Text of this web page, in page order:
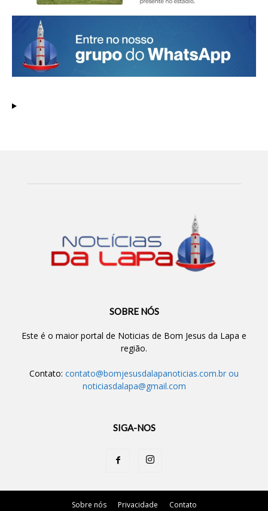
SOBRE NÓS
Este é o maior portal de Noticias de Bom Jesus da Lapa e
região.
Contato: contato@bomjesusdalapanoticias.com.br ou
noticiasdalapa@gmail.com
SIGA-NOS
Sobre nós Privacidade Contato